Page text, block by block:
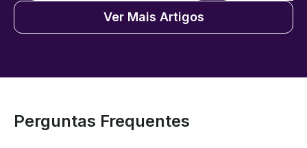
Ver Mais Artigos
Perguntas Frequentes